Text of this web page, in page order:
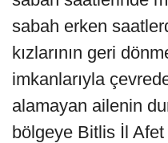
sabah erken
kızlarının geri
imkanlarıyla
alamayan ailenin
bölgeye Bitlis İl